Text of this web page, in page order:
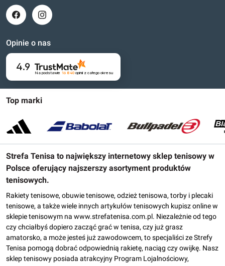
Top marki
Strefa Tenisa to największy internetowy sklep tenisowy w
Polsce oferujący najszerszy asortyment produktów
tenisowych.
Rakiety tenisowe, obuwie tenisowe, odzież tenisowa, torby i plecaki
tenisowe, a także wiele innych artykułów tenisowych kupisz online w
sklepie tenisowym na www.strefatenisa.com.pl. Niezależnie od tego
czy chciałbyś dopiero zacząć grać w tenisa, czy już grasz
amatorsko, a może jesteś już zawodowcem, to specjaliści ze Strefy
Tenisa pomogą dobrać odpowiednią rakietę, naciąg czy owijkę. Nasz
sklep tenisowy posiada atrakcyjny Program Lojalnościowy,
Opinie o nas
4.9
Na podstawie 16 840opinii z całego okresu